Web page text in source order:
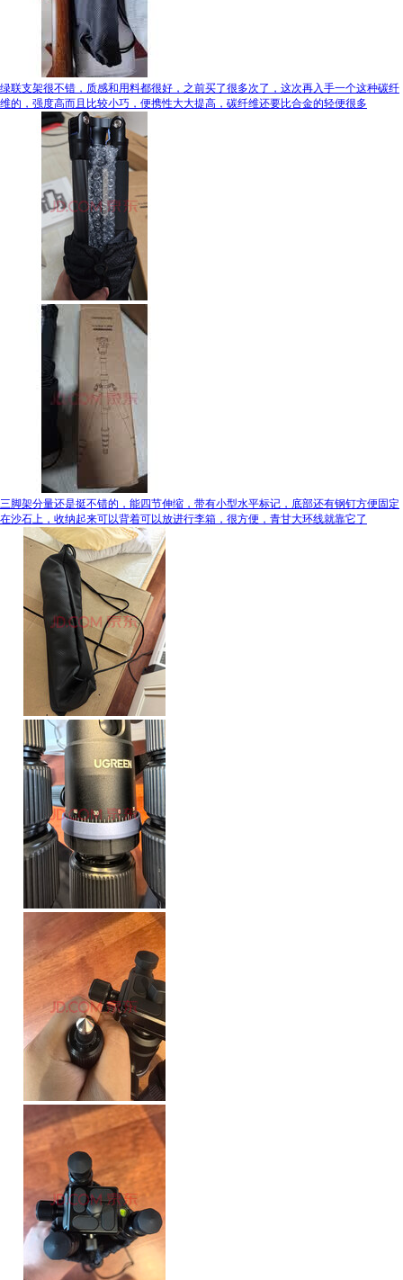
绿联支架很不错，质感和用料都很好，之前买了很多次了，这次再入手一个这种碳纤
维的，强度高而且比较小巧，便携性大大提高，碳纤维还要比合金的轻便很多
三脚架分量还是挺不错的，能四节伸缩，带有小型水平标记，底部还有钢钉方便固定
在沙石上，收纳起来可以背着可以放进行李箱，很方便，青甘大环线就靠它了